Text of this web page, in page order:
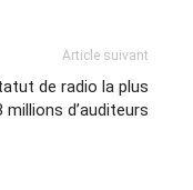
Article suivant
de radio la plus
d’auditeurs